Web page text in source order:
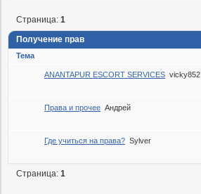
Получение прав
Страница:1
Тема
ANANTAPUR ESCORT SERVICES vicky852
Права и прочее Андрей
Где учиться на права? Sylver
Страница:1